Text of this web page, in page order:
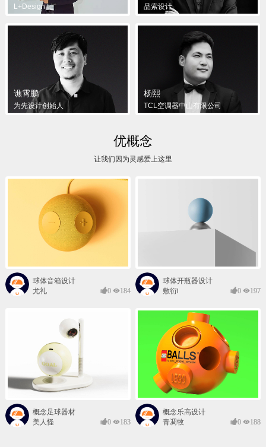
L+Design 品索设计
谯霄鹏
为先设计创始人
杨熙
TCL空调器中山有限公司
优概念
让我们因为灵感爱上这里
球体音箱设计
尤礼
0 184
球体开瓶器设计
敷衍i
0 197
概念足球器材
美人怪
0 183
概念乐高设计
青凋牧
0 188